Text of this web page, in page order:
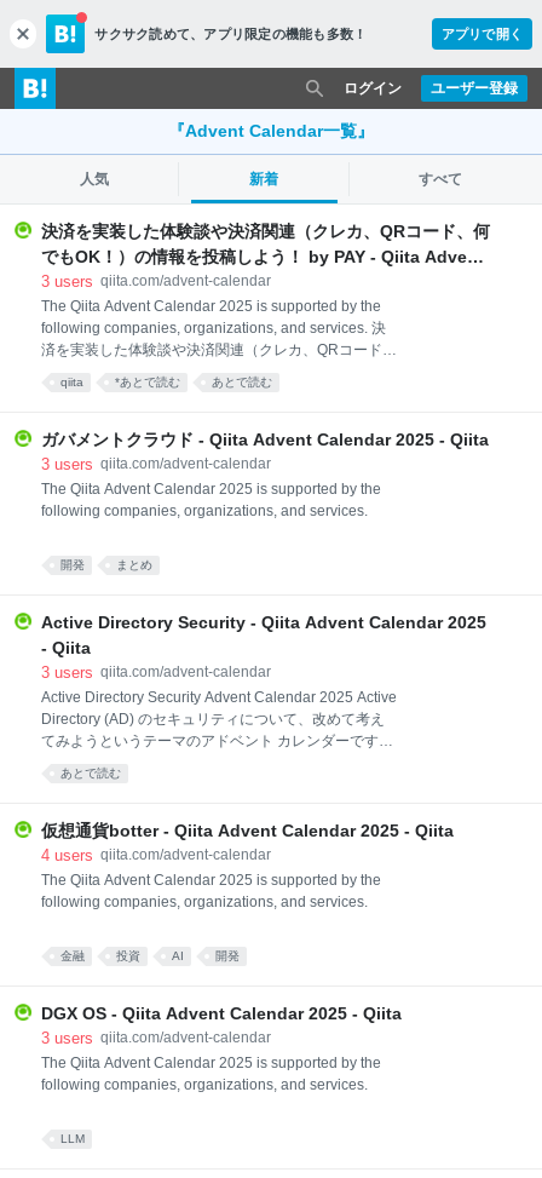
c
l
o
s
サクサク読めて、 アプリ限定の機能も多数！ アプリで開く
ユーザー登録
ログイン
『Advent Calendar一覧』
人気 新着 すべて
決済を実装した体験談や決済関連（クレカ、QRコード、何
でもOK！）の情報を投稿しよう！ by PAY - Qiita Advent
Calendar 2025 - Qiita
3 users qiita.com/advent-calendar
The Qiita Advent Calendar 2025 is supported by the
following companies, organizations, and services. 決
済を実装した体験談や決済関連（クレカ、QRコード、
何でもOK！）の情報を投稿しよう！ by PAY Advent
Calendar 2025 概要 「PAY.JP（ペイドット ジェーピ
とができるオンライン決済サービスです。 業界最低水
準の決済手数料で、Ruby,PHP,Python,Javascriptなど
の言語に対応、またiOSやAndroid向けのSDKを提供し
ております。 事業、開発にかかるコストを抑え、すぐ
PAY.JPは多くの開発者や企業
qiita *あとで読む あとで読む
ガバメントクラウド - Qiita Advent Calendar 2025 - Qiita
3 users qiita.com/advent-calendar
The Qiita Advent Calendar 2025 is supported by the
following companies, organizations, and services.
開発 まとめ
Active Directory Security - Qiita Advent Calendar 2025
- Qiita
3 users qiita.com/advent-calendar
Active Directory Security Advent Calendar 2025 Active
Directory (AD) のセキュリティについて、改めて考え
てみようというテーマのアドベント カレンダーです。
Active Directory は、今なお多くの企業や組織でオンプ
レミスの認証や権限管理の中核を担っていますが、攻
Active Directory に詳しいオンプレミス寄りなインフラ
エンジニアは年々減少傾向にあり、十分なセキュリテ
ィ対策が行われないまま放置された AD 環境も少なく
ないのではと感じています。最近話題の AI やクラウド
て少しでも参考になる情報が集まったらいいなと思っ
あとで読む
仮想通貨botter - Qiita Advent Calendar 2025 - Qiita
4 users qiita.com/advent-calendar
The Qiita Advent Calendar 2025 is supported by the
following companies, organizations, and services.
金融 投資 AI 開発
DGX OS - Qiita Advent Calendar 2025 - Qiita
3 users qiita.com/advent-calendar
The Qiita Advent Calendar 2025 is supported by the
following companies, organizations, and services.
LLM